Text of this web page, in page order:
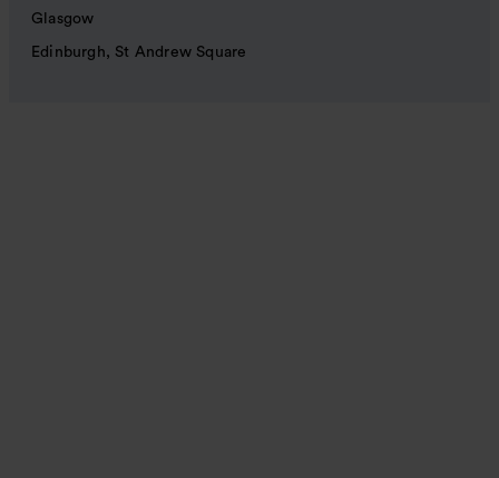
Glasgow
Edinburgh, St Andrew Square